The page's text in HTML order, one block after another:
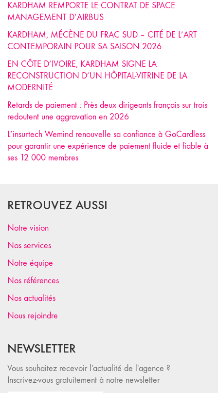
KARDHAM REMPORTE LE CONTRAT DE SPACE
MANAGEMENT D’AIRBUS
KARDHAM, MÉCÈNE DU FRAC SUD – CITÉ DE L’ART
CONTEMPORAIN POUR SA SAISON 2026
EN CÔTE D’IVOIRE, KARDHAM SIGNE LA
RECONSTRUCTION D’UN HÔPITAL-VITRINE DE LA
MODERNITÉ
Retards de paiement : Près deux dirigeants français sur trois
redoutent une aggravation en 2026
L’insurtech Wemind renouvelle sa confiance à GoCardless
pour garantir une expérience de paiement fluide et fiable à
ses 12 000 membres
RETROUVEZ AUSSI
Notre vision
Nos services
Notre équipe
Nos références
Nos actualités
Nous rejoindre
NEWSLETTER
Vous souhaitez recevoir l'actualité de l'agence ?
Inscrivez-vous gratuitement à notre newsletter